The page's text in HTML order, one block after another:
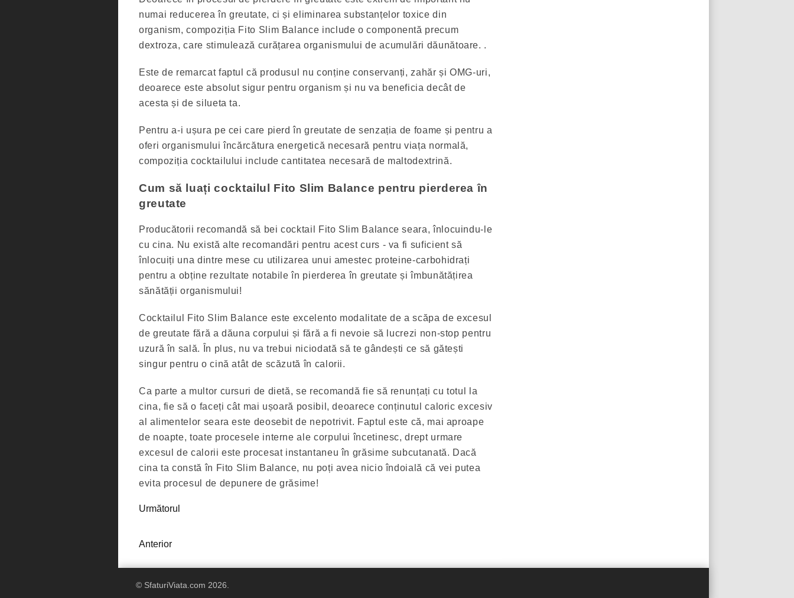
numai reducerea în greutate, ci și eliminarea substanțelor toxice din
organism, compoziția Fito Slim Balance include o componentă precum
dextroza, care stimulează curățarea organismului de acumulări dăunătoare. .
Este de remarcat faptul că produsul nu conține conservanți, zahăr și OMG-uri,
deoarece este absolut sigur pentru organism și nu va beneficia decât de
acesta și de silueta ta.
Pentru a-i ușura pe cei care pierd în greutate de senzația de foame și pentru a
oferi organismului încărcătura energetică necesară pentru viața normală,
compoziția cocktailului include cantitatea necesară de maltodextrină.
Cum să luați cocktailul Fito Slim Balance pentru pierderea în
greutate
Producătorii recomandă să bei cocktail Fito Slim Balance seara, înlocuindu-le
cu cina. Nu există alte recomandări pentru acest curs - va fi suficient să
înlocuiți una dintre mese cu utilizarea unui amestec proteine-carbohidrați
pentru a obține rezultate notabile în pierderea în greutate și îmbunătățirea
sănătății organismului!
Cocktailul Fito Slim Balance este excelento modalitate de a scăpa de excesul
de greutate fără a dăuna corpului și fără a fi nevoie să lucrezi non-stop pentru
uzură în sală. În plus, nu va trebui niciodată să te gândești ce să gătești
singur pentru o cină atât de scăzută în calorii.
Ca parte a multor cursuri de dietă, se recomandă fie să renunțați cu totul la
cina, fie să o faceți cât mai ușoară posibil, deoarece conținutul caloric excesiv
al alimentelor seara este deosebit de nepotrivit. Faptul este că, mai aproape
de noapte, toate procesele interne ale corpului încetinesc, drept urmare
excesul de calorii este procesat instantaneu în grăsime subcutanată. Dacă
cina ta constă în Fito Slim Balance, nu poți avea nicio îndoială că vei putea
evita procesul de depunere de grăsime!
Următorul
Anterior
© SfaturiViata.com 2026.